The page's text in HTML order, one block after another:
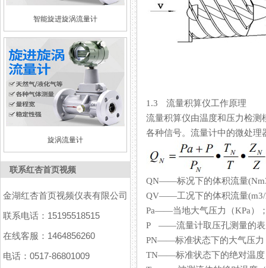
智能旋进旋涡流量计
旋涡流量计
联系红杏首页视频
金湖红杏首页视频仪表有限公司
联系电话：15195518515
在线客服：1464856260
电话：0517-86801009
1.3 流量积算仪工作原理
流量积算仪由温度和压力检测模
各种信号。流量计中的微处理
QN——标况下的体积流量
QV——工况下的体积流量
Pa——当地大气压力（KPa）
P ——流量计取压孔测量的表压
PN——标准状态下的大气压力
TN——标准状态下的绝对温度（